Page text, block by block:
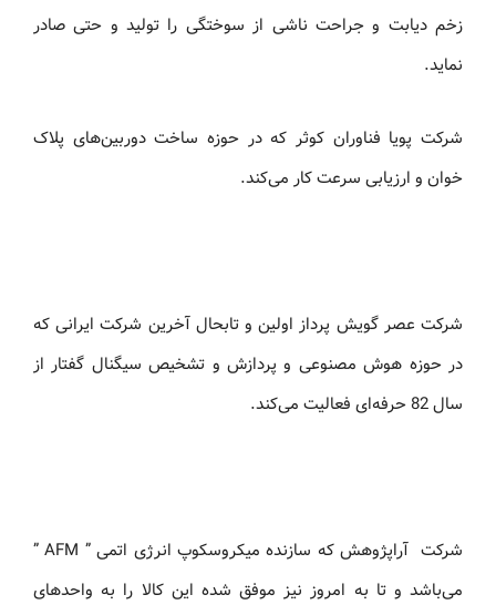
زخم دیابت و جراحت ناشی از سوختگی را تولید و حتی صادر
نماید.
شرکت پویا فناوران کوثر که در حوزه ساخت دوربین‌های پلاک
خوان و ارزیابی سرعت کار می‌کند.
شرکت عصر گویش پرداز اولین و تابحال آخرین شركت ایرانی که
در حوزه هوش مصنوعی و پردازش و تشخیص سیگنال گفتار از
سال 82 حرفه‌ای فعالیت می‌کند.
شرکت آراپژوهش که سازنده میکروسکوپ انرژی اتمی ” AFM ”
می‌باشد و تا به امروز نیز موفق شده این کالا را به واحدهای